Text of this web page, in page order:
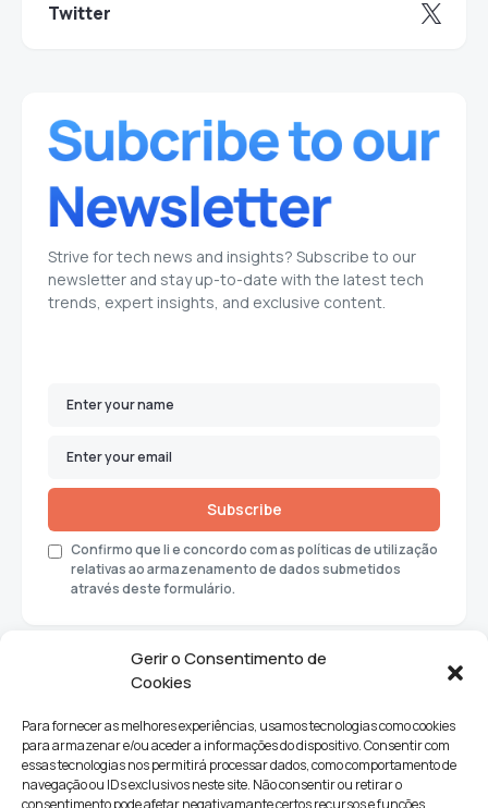
Gerir o Consentimento de
Cookies
Para fornecer as melhores experiências, usamos tecnologias como cookies
para armazenar e/ou aceder a informações do dispositivo. Consentir com
essas tecnologias nos permitirá processar dados, como comportamento de
navegação ou IDs exclusivos neste site. Não consentir ou retirar o
consentimento pode afetar negativamante certos recursos e funções.
Twitter
Strive for tech news and insights? Subscribe to our
newsletter and stay up-to-date with the latest tech
trends, expert insights, and exclusive content.
Subscribe
Confirmo que li e concordo com as políticas de utilização
relativas ao armazenamento de dados submetidos
através deste formulário.